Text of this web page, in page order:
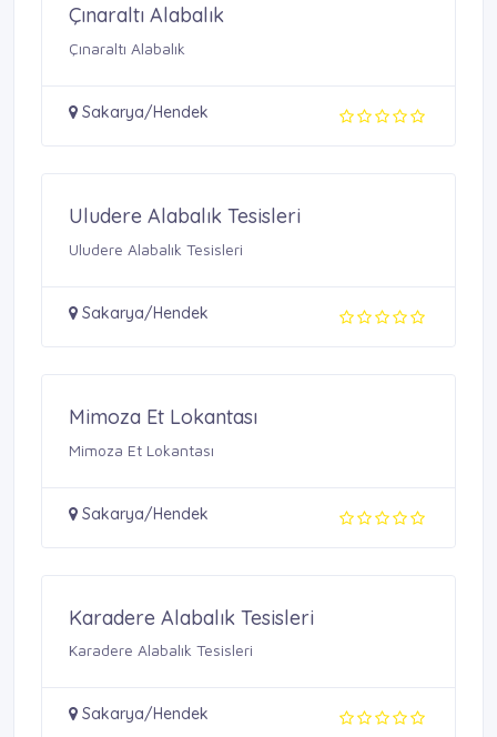
Çınaraltı Alabalık
Çınaraltı Alabalık
Sakarya/Hendek
Uludere Alabalık Tesisleri
Uludere Alabalık Tesisleri
Sakarya/Hendek
Mimoza Et Lokantası
Mimoza Et Lokantası
Sakarya/Hendek
Karadere Alabalık Tesisleri
Karadere Alabalık Tesisleri
Sakarya/Hendek